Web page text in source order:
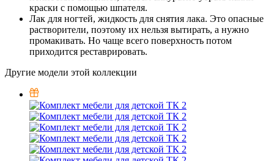
краски с помощью шпателя.
Лак для ногтей, жидкость для снятия лака. Это опасные
растворители, поэтому их нельзя вытирать, а нужно
промакивать. Но чаще всего поверхность потом
приходится реставрировать.
Другие модели этой коллекции